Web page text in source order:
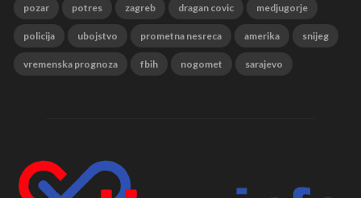
pozar potres zagreb dragan covic medjugorje
policija ubojstvo prometna nesreca amerika snijeg
vremenska prognoza fbih nogomet sarajevo